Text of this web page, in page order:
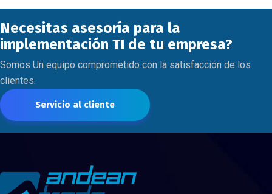
Necesitas asesoría para la
implementación TI de tu empresa?
Somos Un equipo comprometido con la satisfacción de los
clientes.
Servicio al cliente